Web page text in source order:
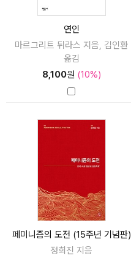
연인
마르그리트 뒤라스 지음, 김인환
옮김
8,100원 (10%)
페미니즘의 도전 (15주년 기념판)
정희진 지음